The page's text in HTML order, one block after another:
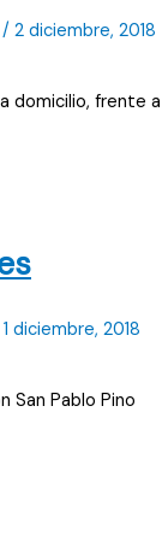
/ 2 diciembre, 2018
domicilio, frente a
1 diciembre, 2018
San Pablo Pino